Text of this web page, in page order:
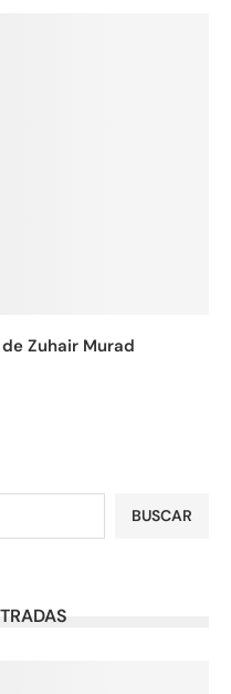
Zuhair Murad
BUSCAR